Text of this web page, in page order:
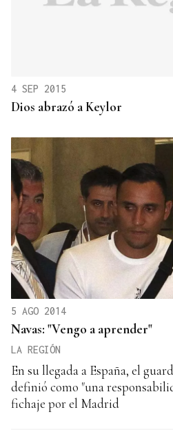
4 SEP 2015
Dios abrazó a Keylor
5 AGO 2014
Navas: "Vengo a aprender"
LA REGIÓN
En su llegada a España, el
definió como "una
fichaje por el Madrid